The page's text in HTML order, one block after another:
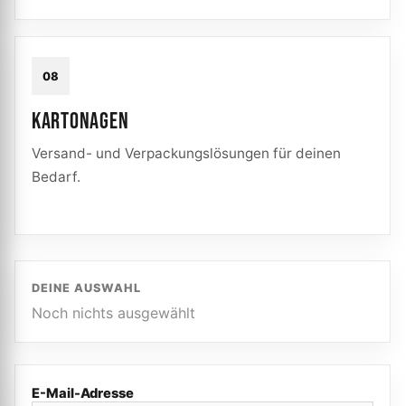
08
KARTONAGEN
Versand- und Verpackungslösungen für deinen
Bedarf.
DEINE AUSWAHL
Noch nichts ausgewählt
E-Mail-Adresse